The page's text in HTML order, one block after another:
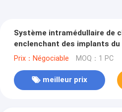
Système intramédullaire de
enclenchant des implants du
Prix：Négociable MOQ：1 PC
meilleur prix